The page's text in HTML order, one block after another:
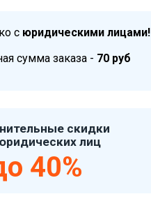
с юридическими лицами!
сумма заказа - 70 руб
скидки
лиц
40%